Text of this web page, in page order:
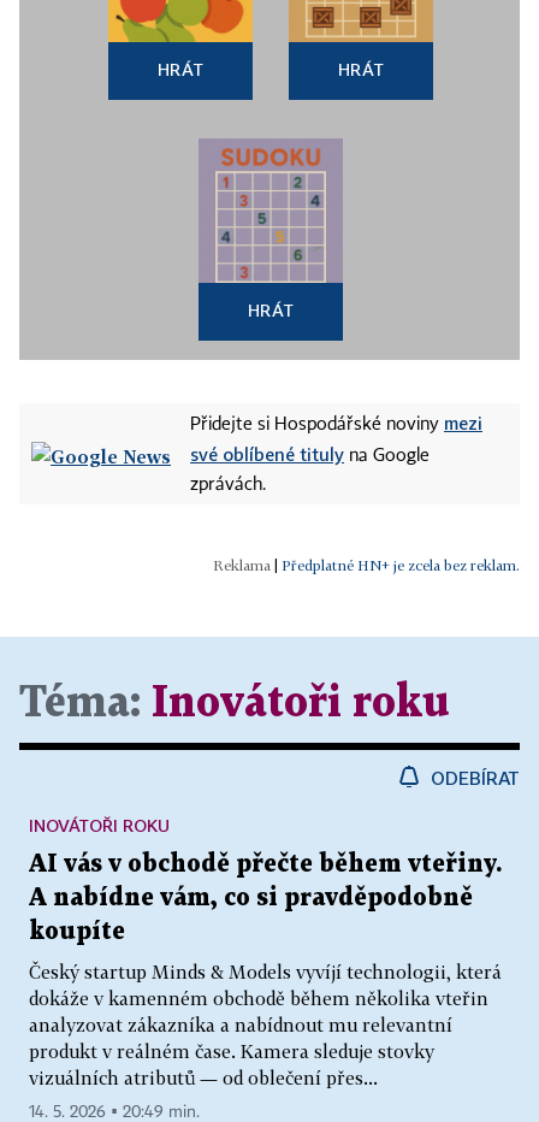
HRÁT HRÁT
HRÁT
Přidejte si Hospodářské noviny mezi
své oblíbené tituly na Google
zprávách.
| Předplatné HN+ je zcela bez reklam.
Téma: Inovátoři roku
ODEBÍRAT
AI vás v obchodě přečte během vteřiny.
A nabídne vám, co si pravděpodobně
koupíte
Český startup Minds & Models vyvíjí technologii, která
dokáže v kamenném obchodě během několika vteřin
analyzovat zákazníka a nabídnout mu relevantní
produkt v reálném čase. Kamera sleduje stovky
vizuálních atributů — od oblečení přes...
INOVÁTOŘI ROKU
14. 5. 2026 ▪ 20:49 min.